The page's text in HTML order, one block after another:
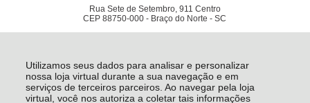
Utilizamos seus dados para analisar e personalizar
nossa loja virtual durante a sua navegação e em
serviços de terceiros parceiros. Ao navegar pela loja
virtual, você nos autoriza a coletar tais informações
Rua Sete de Setembro, 911 Centro
CEP 88750-000 - Braço do Norte - SC